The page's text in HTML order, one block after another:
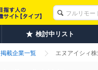
検討中リスト
掲載企業一覧 エヌアイシィ